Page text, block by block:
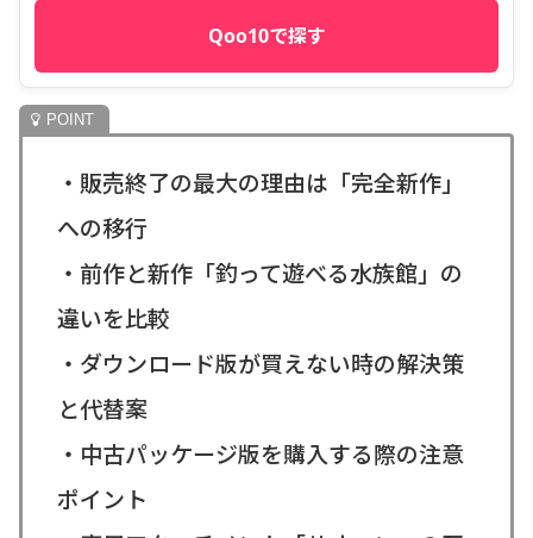
Qoo10で探す
・販売終了の最大の理由は「完全新作」
への移行
・前作と新作「釣って遊べる水族館」の
違いを比較
・ダウンロード版が買えない時の解決策
と代替案
・中古パッケージ版を購入する際の注意
ポイント